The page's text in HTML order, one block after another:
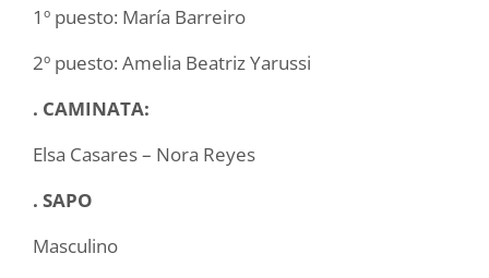
1º puesto: María Barreiro
2º puesto: Amelia Beatriz Yarussi
. CAMINATA:
Elsa Casares – Nora Reyes
. SAPO
Masculino